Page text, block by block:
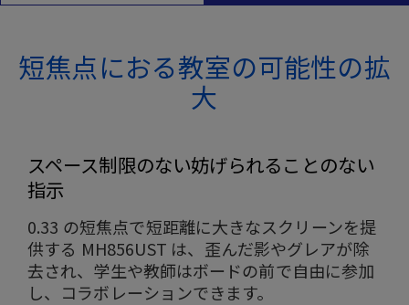
短焦点におる教室の可能性の拡
大
スペース制限のない妨げられることのない
指示
0.33 の短焦点で短距離に大きなスクリーンを提
供する MH856UST は、歪んだ影やグレアが除
去され、学生や教師はボードの前で自由に参加
し、コラボレーションできます。